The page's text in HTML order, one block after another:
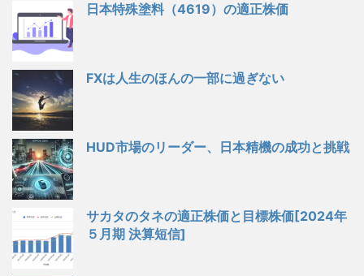
日本特殊塗料（4619）の適正株価
FXは人生のほんの一部に過ぎない
HUD市場のリーダー、日本精機の成功と挑戦
サカタのタネの適正株価と目標株価[2024年
５月期 決算短信]